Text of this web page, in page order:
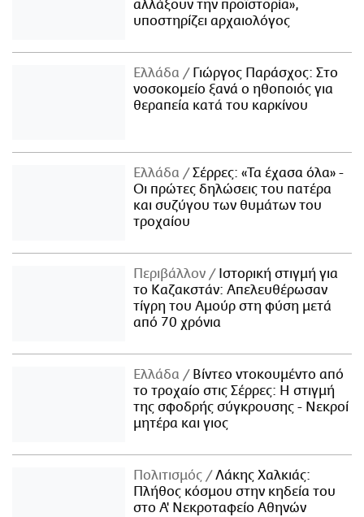
αλλάξουν την προϊστορία»,
υποστηρίζει αρχαιολόγος
Ελλάδα
Γιώργος Παράσχος: Στο
νοσοκομείο ξανά ο ηθοποιός για
θεραπεία κατά του καρκίνου
Ελλάδα
Σέρρες: «Τα έχασα όλα» -
Οι πρώτες δηλώσεις του πατέρα
και συζύγου των θυμάτων του
τροχαίου
Περιβάλλον
Ιστορική στιγμή για
το Καζακστάν: Απελευθέρωσαν
τίγρη του Αμούρ στη φύση μετά
από 70 χρόνια
Ελλάδα
Βίντεο ντοκουμέντο από
το τροχαίο στις Σέρρες: Η στιγμή
της σφοδρής σύγκρουσης - Νεκροί
μητέρα και γιος
Πολιτισμός
Λάκης Χαλκιάς:
Πλήθος κόσμου στην κηδεία του
στο Α' Νεκροταφείο Αθηνών